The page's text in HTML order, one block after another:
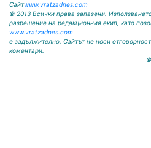
Сайтwww.vratzadnes.com
© 2013 Всички права запазени.
разрешение на редакционния екип, като
www.vratzadnes.com
е задължително. Сайтът не носи
коментари.